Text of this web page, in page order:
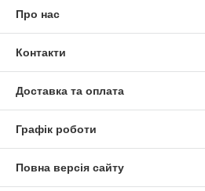
Про нас
Контакти
Доставка та оплата
Графік роботи
Повна версія сайту